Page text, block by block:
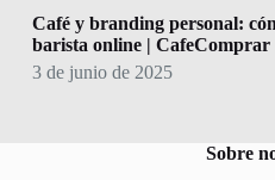
Café y branding personal:
barista online | CafeComprar
3 de junio de 2025
Sobre